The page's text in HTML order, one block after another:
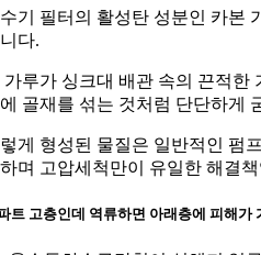
기 필터의 활성탄 성분인 카본
다.
가루가 싱크대 배관 속의 끈적한
골재를 섞는 것처럼 단단하게
게 형성된 물질은 일반적인 펌
며 고압세척만이 유일한 해결
트 고층인데 역류하면 아래층에 피해가